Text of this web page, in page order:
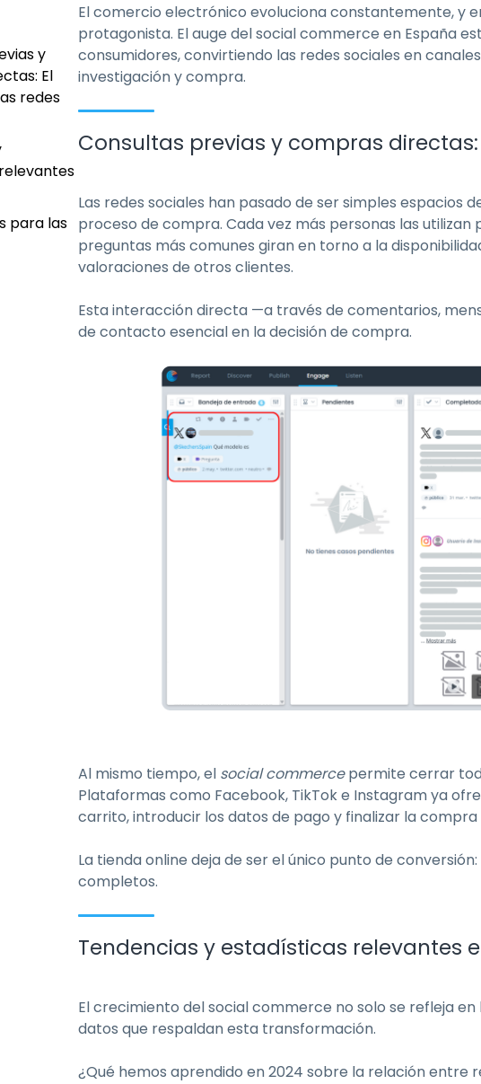
y
El
redes
para las
El comercio electrónico evoluciona constantemente, y
protagonista. El auge del social commerce en España
consumidores, convirtiendo las redes sociales en
investigación y compra.
Consultas previas y compras
Las redes sociales han pasado de ser simples
proceso de compra. Cada vez más personas las
preguntas más comunes giran en torno a la
valoraciones de otros clientes.
Esta interacción directa —a través de comentarios,
de contacto esencial en la decisión de compra.
Al mismo tiempo, el social commercepermite cerrar
Plataformas como Facebook, TikTok e Instagram ya
carrito, introducir los datos de pago y finalizar la
La tienda online deja de ser el único punto de
completos.
Tendencias y estadísticas relevantes
El crecimiento del social commerce no solo se refleja
datos que respaldan esta transformación.
¿Qué hemos aprendido en 2024 sobre la relación entre